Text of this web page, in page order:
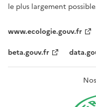
le plus largement
www.ecologie.gouv.fr
beta.gouv.fr